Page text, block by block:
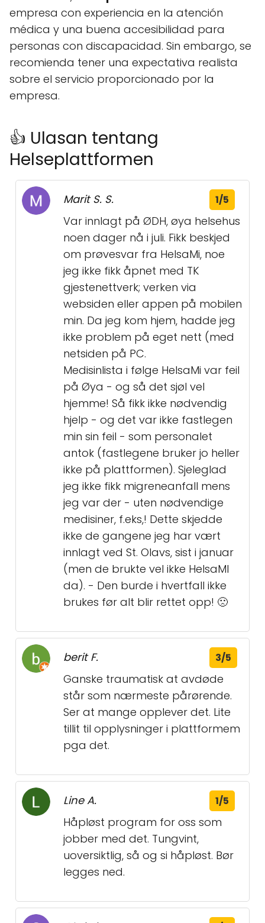
empresa con experiencia en la atención
médica y una buena accesibilidad para
personas con discapacidad. Sin embargo, se
recomienda tener una expectativa realista
sobre el servicio proporcionado por la
empresa.
👍 Ulasan tentang
Helseplattformen
Marit S. S. 1/5
Var innlagt på ØDH, øya helsehus
noen dager nå i juli. Fikk beskjed
om prøvesvar fra HelsaMi, noe
jeg ikke fikk åpnet med TK
gjestenettverk; verken via
websiden eller appen på mobilen
min. Da jeg kom hjem, hadde jeg
ikke problem på eget nett (med
netsiden på PC.
Medisinlista i følge HelsaMi var feil
på Øya - og så det sjøl vel
hjemme! Så fikk ikke nødvendig
hjelp - og det var ikke fastlegen
min sin feil - som personalet
antok (fastlegene bruker jo heller
ikke på plattformen). Sjeleglad
jeg ikke fikk migreneanfall mens
jeg var der - uten nødvendige
medisiner, f.eks,! Dette skjedde
ikke de gangene jeg har vært
innlagt ved St. Olavs, sist i januar
(men de brukte vel ikke HelsaMI
da). - Den burde i hvertfall ikke
brukes før alt blir rettet opp! 🙁
berit F. 3/5
Ganske traumatisk at avdøde
står som nærmeste pårørende.
Ser at mange opplever det. Lite
tillit til opplysninger i plattformem
pga det.
Line A. 1/5
Håpløst program for oss som
jobber med det. Tungvint,
uoversiktlig, så og si håpløst. Bør
legges ned.